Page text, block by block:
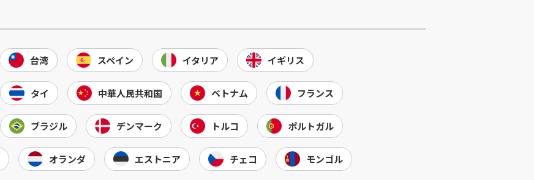
台湾 スペイン イタリア イギリス
タイ 中華人民共和国 ベトナム フランス
ブラジル デンマーク トルコ ポルトガル
オランダ エストニア チェコ モンゴル